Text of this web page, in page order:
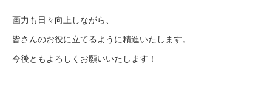
画力も日々向上しながら、
皆さんのお役に立てるように精進いたします。
今後ともよろしくお願いいたします！